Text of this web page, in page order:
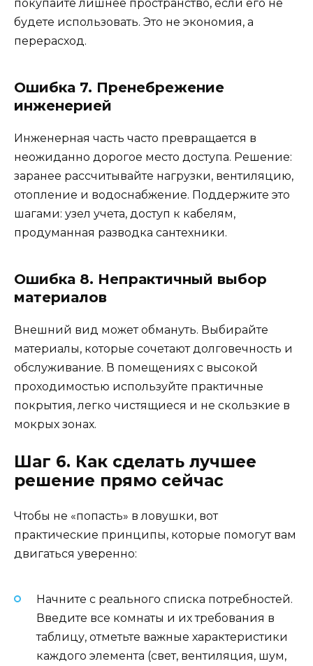
покупайте лишнее пространство, если его не
будете использовать. Это не экономия, а
перерасход.
Ошибка 7. Пренебрежение
инженерией
Инженерная часть часто превращается в
неожиданно дорогое место доступа. Решение:
заранее рассчитывайте нагрузки, вентиляцию,
отопление и водоснабжение. Поддержите это
шагами: узел учета, доступ к кабелям,
продуманная разводка сантехники.
Ошибка 8. Непрактичный выбор
материалов
Внешний вид может обмануть. Выбирайте
материалы, которые сочетают долговечность и
обслуживание. В помещениях с высокой
проходимостью используйте практичные
покрытия, легко чистящиеся и не скользкие в
мокрых зонах.
Шаг 6. Как сделать лучшее
решение прямо сейчас
Чтобы не «попасть» в ловушки, вот
практические принципы, которые помогут вам
двигаться уверенно:
Начните с реального списка потребностей.
Введите все комнаты и их требования в
таблицу, отметьте важные характеристики
каждого элемента (свет, вентиляция, шум,